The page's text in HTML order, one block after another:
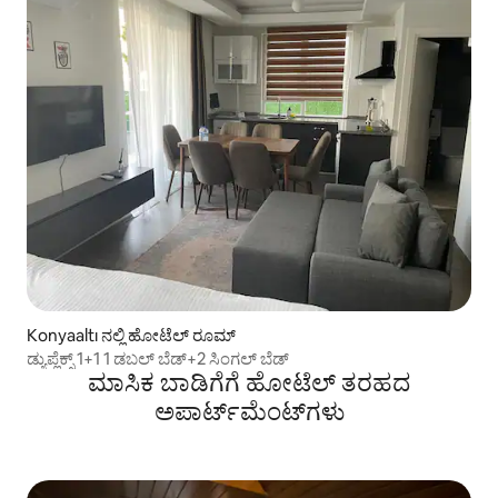
Konyaaltı ನಲ್ಲಿ ಹೋಟೆಲ್ ರೂಮ್
ಡ್ಯುಪ್ಲೆಕ್ಸ್ 1+1 1 ಡಬಲ್ ಬೆಡ್+2 ಸಿಂಗಲ್ ಬೆಡ್
ಮಾಸಿಕ ಬಾಡಿಗೆಗೆ ಹೋಟೆಲ್ ತರಹದ
ಅಪಾರ್ಟ್‌‌ಮೆಂಟ್‌ಗಳು